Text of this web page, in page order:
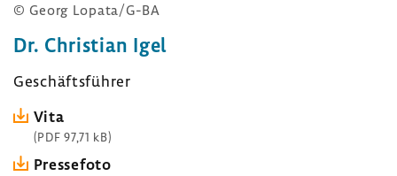
© Georg Lopata/G-BA
Dr. Christian Igel
Geschäftsführer
Vita
(PDF 97,71 kB)
Pressefoto